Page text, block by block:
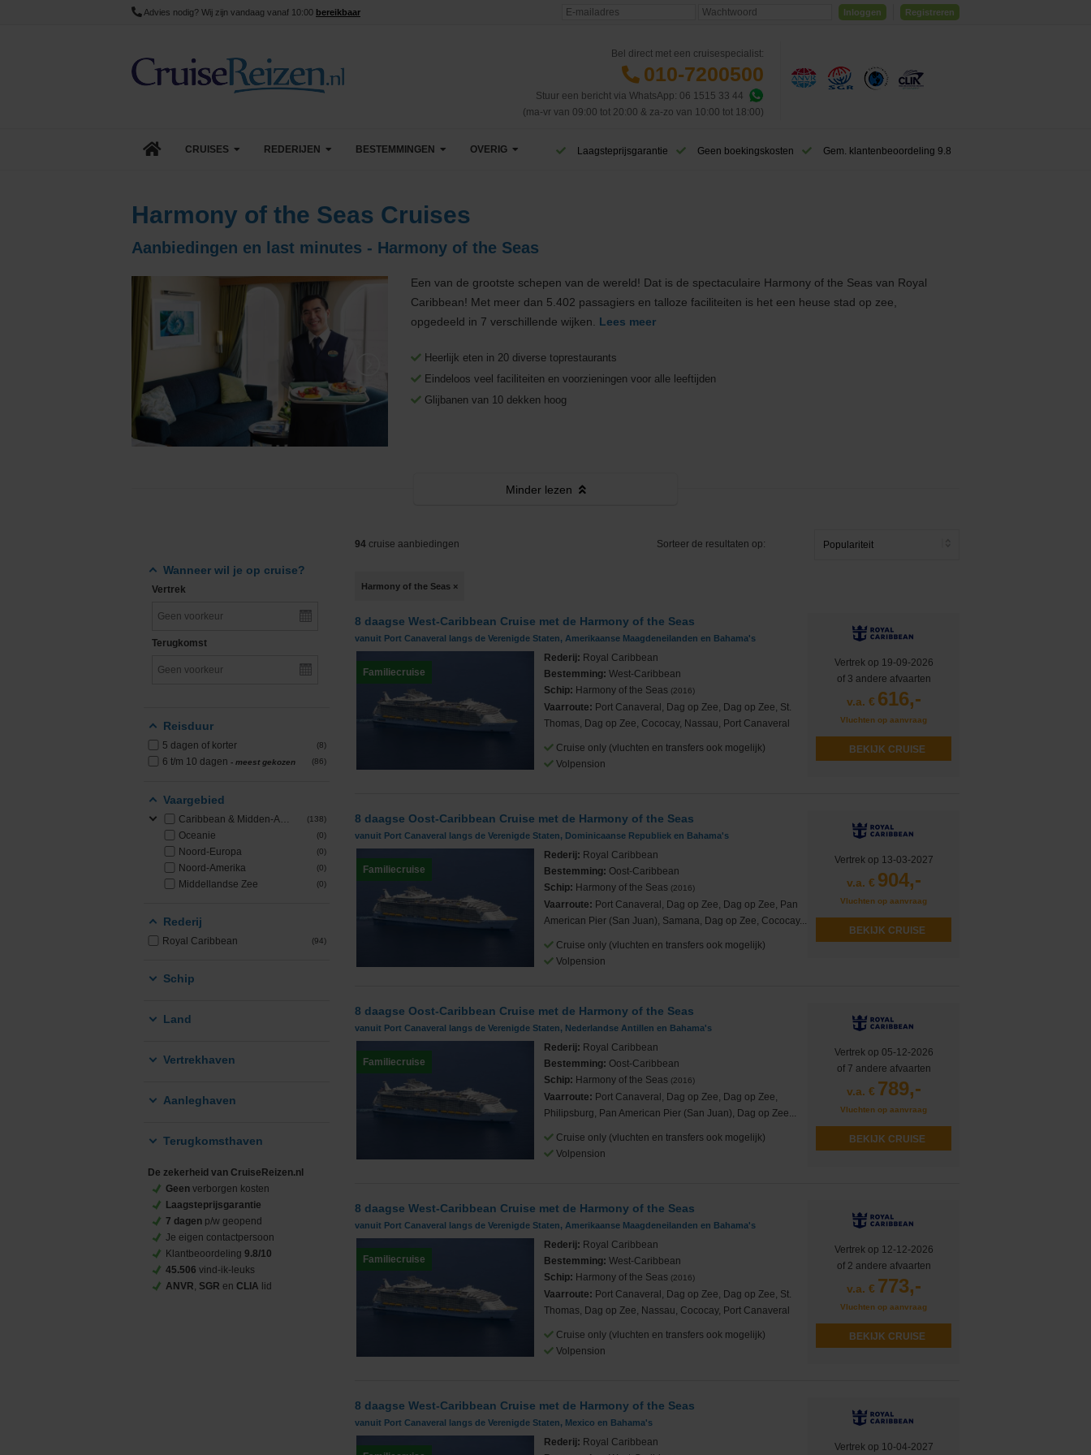
Advies nodig? Wij zijn vandaag vanaf 10:00 bereikbaar Inloggen Registreren
Bel direct met een cruisespecialist:
010-7200500
Stuur een bericht via WhatsApp: 06 1515 33 44
(ma-vr van 09:00 tot 20:00 & za-zo van 10:00 tot 18:00)
CRUISES
Aanbiedingen
Goedkope Cruises
Minicruises
Grand Voyages & Wereldcruises
Cruises vanuit Nederland
Familiecruises
REDERIJEN
Azamara
Celebrity Cruises
Costa Cruises
Disney Cruise Line
Explora Journeys
Norwegian Cruise Line
Oceania Cruises
Regent Seven Seas Cruises
BESTEMMINGEN
Azië
Caribbean & Midden-Amerika West-Caribbean
Middellandse Zee West-Middellandse Zee
Noord-Amerika
Hawaii
Noord-Europa
Noordkaap
IJsland
Australië & Nieuw Zeeland
Zuid-Amerika
OVERIG
Eerste cruise
Fooien
Reisinformatie
Laagsteprijsgarantie Geen boekingskosten Gem. klantenbeoordeling 9.8
Harmony of the Seas Cruises
Aanbiedingen en last minutes - Harmony of the Seas
Een van de grootste schepen van de wereld! Dat is de spectaculaire Harmony of the Seas van Royal
Caribbean! Met meer dan 5.402 passagiers en talloze faciliteiten is het een heuse stad op zee,
opgedeeld in 7 verschillende wijken. Lees meer
Heerlijk eten in 20 diverse toprestaurants
Eindeloos veel faciliteiten en voorzieningen voor alle leeftijden
Glijbanen van 10 dekken hoog
Minderlezen
Wanneer wil je op cruise?
Vertrek
Terugkomst
Reisduur
5 dagen of korter (8)
6 t/m 10 dagen - meest gekozen (86)
Vaargebied
Caribbean & Midden-Amerika (138)
Oceanie (0)
Noord-Europa (0)
Noord-Amerika (0)
Middellandse Zee (0)
Rederij
Royal Caribbean (94)
Schip
Land
Vertrekhaven
Aanleghaven
Terugkomsthaven
De zekerheid van CruiseReizen.nl
Geen verborgen kosten
Laagsteprijsgarantie
7 dagen p/w geopend
Je eigen contactpersoon
Klantbeoordeling 9.8/10
45.506 vind-ik-leuks
ANVR, SGR en CLIA lid
94 cruise aanbiedingen Sorteer de resultaten op:
Harmony of the Seas ×
8 daagse West-Caribbean Cruise met de Harmony of the Seas
vanuit Port Canaveral langs de Verenigde Staten, Amerikaanse Maagdeneilanden en Bahama's
Familiecruise
Rederij: Royal Caribbean
Bestemming:West-Caribbean
Schip: Harmony of the Seas (2016)
Vaarroute: Port Canaveral, Dag op Zee, Dag op Zee, St.
Thomas, Dag op Zee, Cococay, Nassau, Port Canaveral
Cruise only (vluchten en transfers ook mogelijk)
Volpension
Vertrek op 19-09-2026
of 3 andere afvaarten
v.a. € 616,-
Vluchten op aanvraag
BEKIJK CRUISE
8 daagse Oost-Caribbean Cruise met de Harmony of the Seas
vanuit Port Canaveral langs de Verenigde Staten, Dominicaanse Republiek en Bahama's
Familiecruise
Rederij: Royal Caribbean
Bestemming: Oost-Caribbean
Schip: Harmony of the Seas (2016)
Vaarroute: Port Canaveral, Dag op Zee, Dag op Zee, Pan
American Pier (San Juan), Samana, Dag op Zee, Cococay...
Cruise only (vluchten en transfers ook mogelijk)
Volpension
Vertrek op 13-03-2027
v.a. € 904,-
Vluchten op aanvraag
BEKIJK CRUISE
8 daagse Oost-Caribbean Cruise met de Harmony of the Seas
vanuit Port Canaveral langs de Verenigde Staten, Nederlandse Antillen en Bahama's
Familiecruise
Rederij: Royal Caribbean
Bestemming: Oost-Caribbean
Schip: Harmony of the Seas (2016)
Vaarroute: Port Canaveral, Dag op Zee, Dag op Zee,
Philipsburg, Pan American Pier (San Juan), Dag op Zee...
Cruise only (vluchten en transfers ook mogelijk)
Volpension
Vertrek op 05-12-2026
of 7 andere afvaarten
v.a. € 789,-
Vluchten op aanvraag
BEKIJK CRUISE
8 daagse West-Caribbean Cruise met de Harmony of the Seas
vanuit Port Canaveral langs de Verenigde Staten, Amerikaanse Maagdeneilanden en Bahama's
Familiecruise
Rederij: Royal Caribbean
Bestemming:West-Caribbean
Schip: Harmony of the Seas (2016)
Vaarroute: Port Canaveral, Dag op Zee, Dag op Zee, St.
Thomas, Dag op Zee, Nassau, Cococay, Port Canaveral
Cruise only (vluchten en transfers ook mogelijk)
Volpension
Vertrek op 12-12-2026
of 2 andere afvaarten
v.a. € 773,-
Vluchten op aanvraag
BEKIJK CRUISE
8 daagse West-Caribbean Cruise met de Harmony of the Seas
vanuit Port Canaveral langs de Verenigde Staten, Mexico en Bahama's
Rederij: Royal Caribbean
Vertrek op 10-04-2027